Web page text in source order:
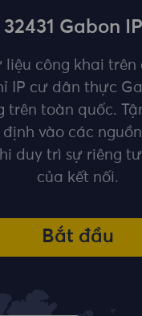
32431 Gabon
liệu công khai
IP cư dân thực
trên toàn quốc.
vào các
duy trì sự riêng
của kết nối.
Bắt đầu